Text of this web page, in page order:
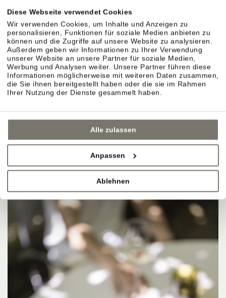
Diese Webseite verwendet Cookies
Wir verwenden Cookies, um Inhalte und Anzeigen zu
personalisieren, Funktionen für soziale Medien anbieten zu
können und die Zugriffe auf unsere Website zu analysieren.
Außerdem geben wir Informationen zu Ihrer Verwendung
unserer Website an unsere Partner für soziale Medien,
Werbung und Analysen weiter. Unsere Partner führen diese
Informationen möglicherweise mit weiteren Daten zusammen,
die Sie ihnen bereitgestellt haben oder die sie im Rahmen
Ihrer Nutzung der Dienste gesammelt haben.
Alle zulassen
Anpassen
Ablehnen